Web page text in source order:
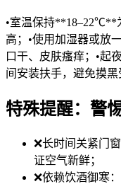
•室温保持**18–22℃**
高；•使用加湿器或放
口干、皮肤瘙痒；•起
间安装扶手，避免摸黑
特殊提醒：警
❌长时间关紧门
证空气新鲜；
❌依赖饮酒御寒